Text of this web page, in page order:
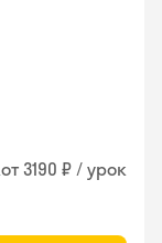
от 3190 ₽ / урок